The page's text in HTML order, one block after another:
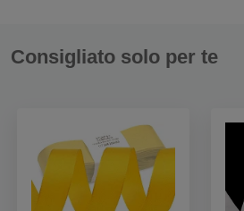
Consigliato solo per te